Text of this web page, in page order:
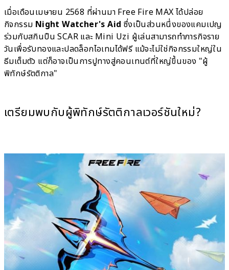
เมื่อเดือนเมษายน 2568 ที่ผ่านมา Free Fire MAX ได้ปล่อย
กิจกรรม Night Watcher's Aid ซึ่งเป็นส่วนหนึ่งของแคมเปญ
ร่วมกับสกินปืน SCAR และ Mini Uzi ผู้เล่นสามารถทำภารกิจราย
วันเพื่อรับทองและปลดล็อกไอเทมได้ฟรี แม้จะไม่ใช่กิจกรรมใหญ่ใน
ธีมเต็มตัว แต่ก็อาจเป็นการปูทางสู่คอนเทนต์ที่ใหญ่ขึ้นของ "ผู้
พิทักษ์รัตติกาล"
เตรียมพบกับผู้พิทักษ์รัตติกาลเวอร์ชันใหม่?